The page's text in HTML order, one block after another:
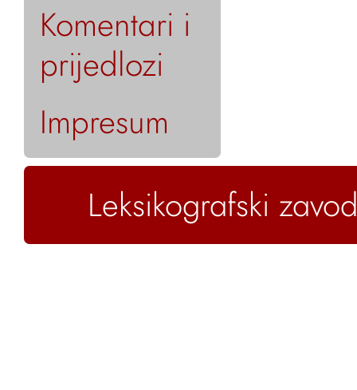
Komentari i
prijedlozi
Impresum
Leksikografski